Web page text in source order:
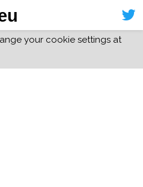
your cookie settings at